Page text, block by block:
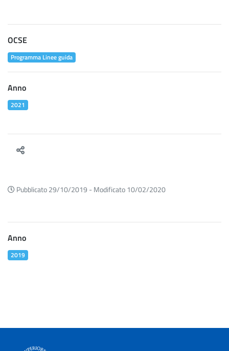
OCSE
Programma Linee guida
Anno
2021
Pubblicato 29/10/2019 - Modificato 10/02/2020
Anno
2019